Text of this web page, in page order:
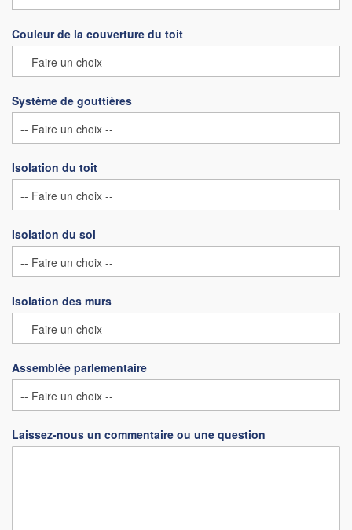
Couleur de la couverture du toit
Système de gouttières
Isolation du toit
Isolation du sol
Isolation des murs
Assemblée parlementaire
Laissez-nous un commentaire ou une question